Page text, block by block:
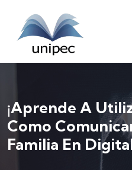
¡Aprende A
Como
Familia En